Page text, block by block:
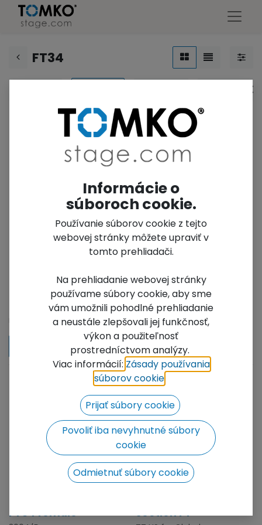
FT34
FTR4030
HK Base plate
480x480x8mm
galvanized (≠3113)
(13 kg) galvanized sheet
metal, 4x 3113 Half
connector M10 Global, for
FT34, HT44...Not Available For
with VAT
3004 Base plate for
FT34 male
3004
FT34 female section FT
Informácie o
súboroch cookie.
Používanie súborov cookie z tejto
webovej stránky môžete upraviť v
tomto prehliadači.
Na prehliadanie webovej stránky
používame súbory cookie, aby sme
vám umožnili pohodlné prehliadanie
a neustále zlepšovali jej funkčnosť,
výkon a použiteľnosť
prostredníctvom analýzy.
Viac informácií: Zásady používania
súborov cookie​.
Prijať súbory cookie
Povoliť iba nevyhnutné súbory
cookie
Odmietnuť súbory cookie